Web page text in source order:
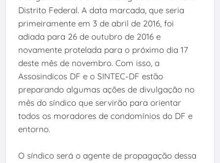
Distrito Federal. A data marcada, que seria
primeiramente em 3 de abril de 2016, foi
adiada para 26 de outubro de 2016 e
novamente protelada para o próximo dia 17
deste mês de novembro. Com isso, a
Assosindicos DF e o SINTEC-DF estão
preparando algumas ações de divulgação no
mês do síndico que servirão para orientar
todos os moradores de condomínios do DF e
entorno.
O síndico será o agente de propagação dessa